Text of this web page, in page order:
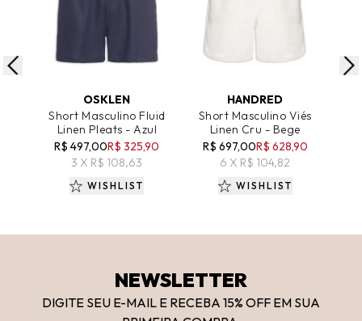
OSKLEN
Short Masculino Fluid
Linen Pleats - Azul
R$ 497,00R$ 325,90
3 X R$ 108,63
WISHLIST
HANDRED
Short Masculino Viés
Linen Cru - Bege
R$ 697,00R$ 628,90
6 X R$ 104,82
WISHLIST
NEWSLETTER
DIGITE SEU E-MAIL E RECEBA 15% OFF EM SUA